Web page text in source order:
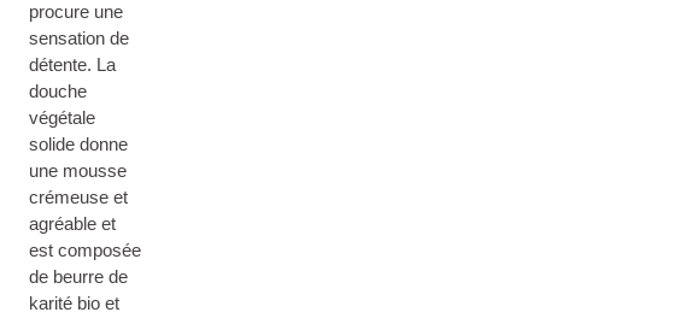
procure une
sensation de
détente. La
douche
végétale
solide donne
une mousse
crémeuse et
agréable et
est composée
de beurre de
karité bio et